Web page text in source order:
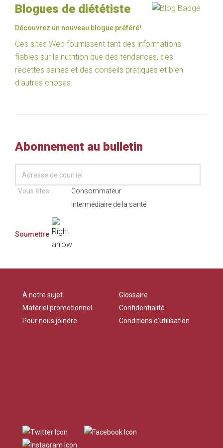
Blogues de diététiste
Découvrez un nouveau blogue préféré!
Ces sites Web fournissent tant des informations
fiables sur la nutrition que des tendances, des
recettes saines et des conseils pratiques et bien
d’autres choses.
Abonnement au bulletin
Vous êtes:
Consommateur
Intermédiaire de la santé
À notre sujet
Matériel promotionnel
Pour nous joindre
Glossaire
Confidentialité
Conditions d’utilisation